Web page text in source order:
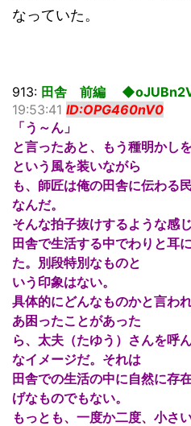
なっていた。
913: 田舎 前編
19:53:41 ID:OPG460nV0
「う～ん」
と言ったあと、もう種明かし
という風を装いながら
も、師匠は俺の田舎に伝わる
なんだ。
そんな拍子抜けするような感じ
田舎で生活する中でわりと耳
た。別段特別なものと
いう印象はない。
具体的にどんなものかと言わ
あ困ったことがあった
ら、太夫（たゆう）さんを呼
なイメージだ。それは
田舎での生活の中に自然に存
げなものでもない。
もっとも、一度か二度、小さ